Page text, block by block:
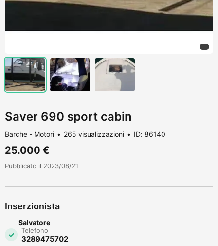
Saver 690 sport cabin
Barche - Motori 265 visualizzazioni ID: 86140
25.000 €
Pubblicato il 2023/08/21
Inserzionista
Salvatore
Telefono
3289475702